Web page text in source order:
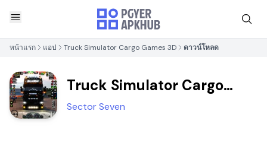
หน้าแรก แอป Truck Simulator Cargo Games 3D ดาวน์โหลด
Truck Simulator Cargo
Games 3D
Sector Seven